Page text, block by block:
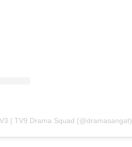
| TV9 Drama Squad (@dramasangat)